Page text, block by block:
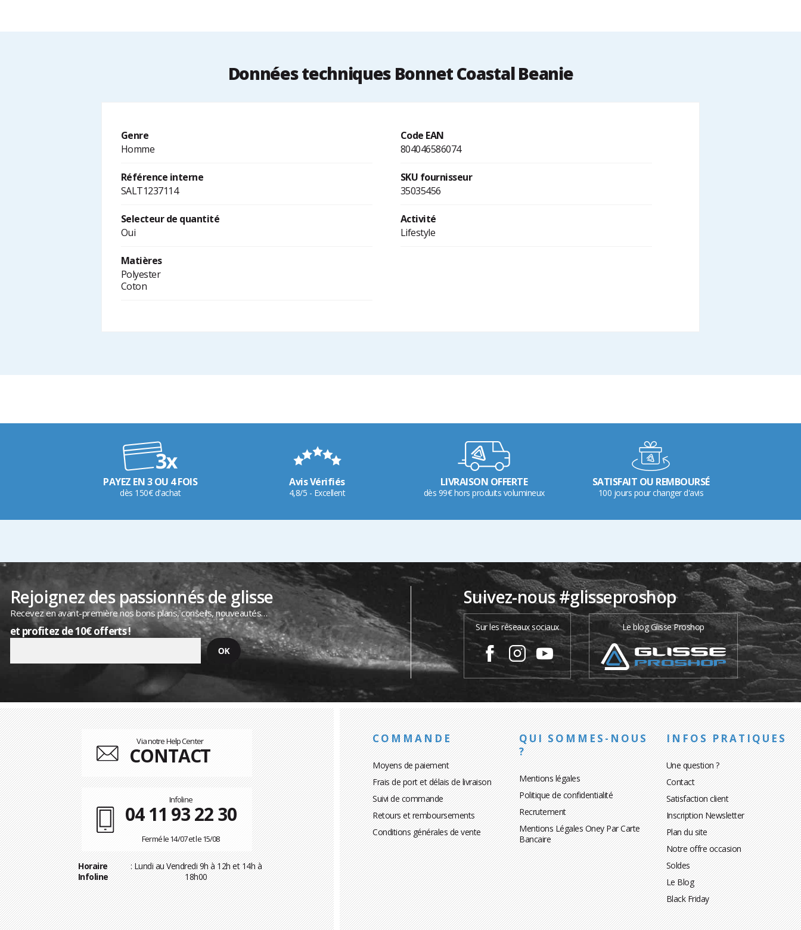
Données techniques Bonnet Coastal Beanie
Genre
Homme
Code EAN
804046586074
Référence interne
SALT1237114
SKU fournisseur
35035456
Selecteur de quantité
Oui
Activité
Lifestyle
Matières
Polyester
Coton
PAYEZ EN 3 OU 4 FOIS
dès 150€ d'achat
Avis Vérifiés
4,8/5 - Excellent
LIVRAISON OFFERTE
dès 99€ hors produits volumineux
SATISFAIT OU REMBOURSÉ
100 jours pour changer d'avis
Rejoignez des passionnés de glisse
Recevez en avant-première nos bons plans, conseils, nouveautés…
et profitez de 10€ offerts !
Suivez-nous #glisseproshop
Sur les réseaux sociaux Le blog Glisse Proshop
Via notre Help Center
CONTACT
Infoline
04 11 93 22 30
Fermé le 14/07 et le 15/08
Horaire
Infoline
: Lundi au Vendredi 9h à 12h et 14h à
18h00
COMMANDE
Moyens de paiement
Frais de port et délais de livraison
Suivi de commande
Retours et remboursements
Conditions générales de vente
QUI SOMMES-NOUS
?
Mentions légales
Politique de confidentialité
Recrutement
Mentions Légales Oney Par Carte
Bancaire
INFOS PRATIQUES
Une question ?
Contact
Satisfaction client
Inscription Newsletter
Plan du site
Notre offre occasion
Soldes
Le Blog
Black Friday